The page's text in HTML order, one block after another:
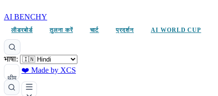
AI BENCHY
लीडरबोर्ड तुलना करें चार्ट प्रदर्शन AI WORLD CUP
भाषा:
थीम
❤️ Made by XCS